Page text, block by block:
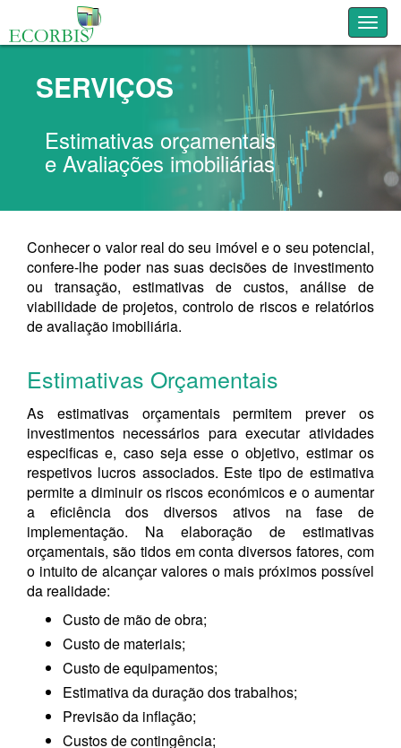
SERVIÇOS
Estimativas orçamentais
e Avaliações imobiliárias
Conhecer o valor real do seu imóvel e o seu potencial,
confere-lhe poder nas suas decisões de investimento
ou transação, estimativas de custos, análise de
viabilidade de projetos, controlo de riscos e relatórios
de avaliação imobiliária.
Estimativas Orçamentais
As estimativas orçamentais permitem prever os
investimentos necessários para executar atividades
especificas e, caso seja esse o objetivo, estimar os
respetivos lucros associados. Este tipo de estimativa
permite a diminuir os riscos económicos e o aumentar
a eficiência dos diversos ativos na fase de
implementação. Na elaboração de estimativas
orçamentais, são tidos em conta diversos fatores, com
o intuito de alcançar valores o mais próximos possível
da realidade:
Custo de mão de obra;
Custo de materiais;
Custo de equipamentos;
Estimativa da duração dos trabalhos;
Previsão da inflação;
Custos de contingência;